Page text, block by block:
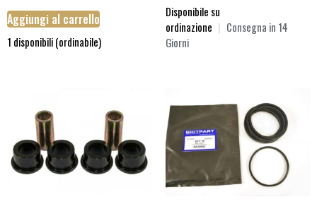
Aggiungi al carrello
1 disponibili (ordinabile)
Disponibile su
ordinazione | Consegna in 14
Giorni